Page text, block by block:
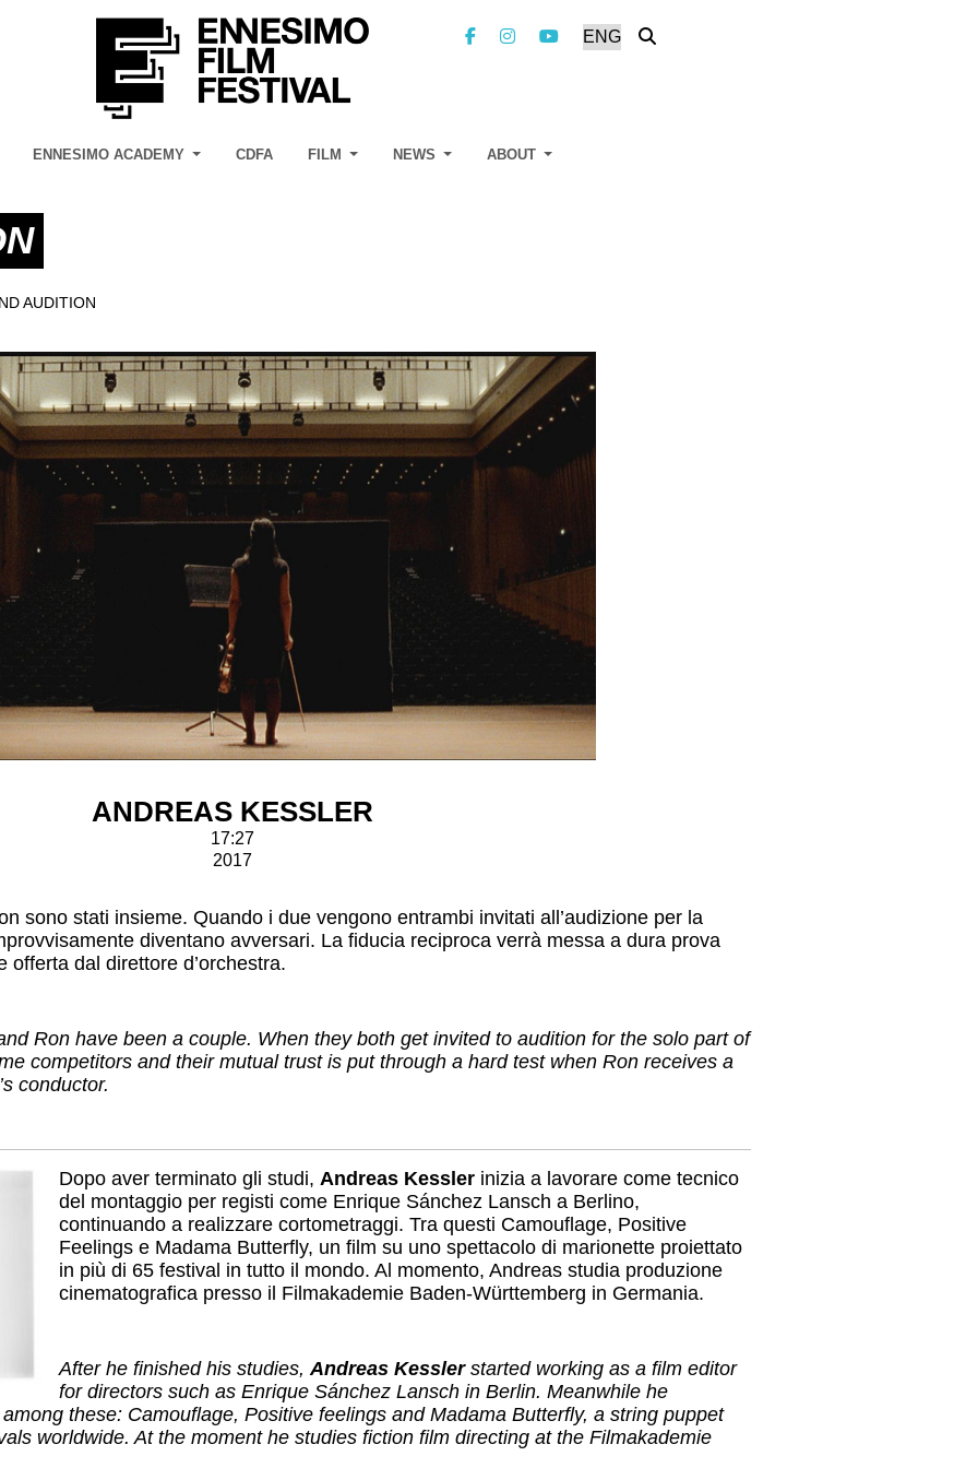
ENNESIMO ACADEMY CDFA FILM NEWS ABOUT
AUDITION
ANDREAS KESSLER
17:27
2017
sono stati insieme. Quando i due vengono entrambi invitati all’audizione per la
diventano avversari. La fiducia reciproca verrà messa a dura prova
offerta dal direttore d’orchestra.
Ron have been a couple. When they both get invited to audition for the solo part of
competitors and their mutual trust is put through a hard test when Ron receives a
conductor.
Dopo aver terminato gli studi, Andreas Kessler inizia a lavorare come tecnico
del montaggio per registi come Enrique Sánchez Lansch a Berlino,
continuando a realizzare cortometraggi. Tra questi Camouflage, Positive
Feelings e Madama Butterfly, un film su uno spettacolo di marionette proiettato
in più di 65 festival in tutto il mondo. Al momento, Andreas studia produzione
cinematografica presso il Filmakademie Baden-Württemberg in Germania.
After he finished his studies,Andreas Kesslerstarted working as a film editor
for directors such as Enrique Sánchez Lansch in Berlin. Meanwhile he
these: Camouflage, Positive feelings and Madama Butterfly, a string puppet
worldwide. At the moment he studies fiction film directing at the Filmakademie